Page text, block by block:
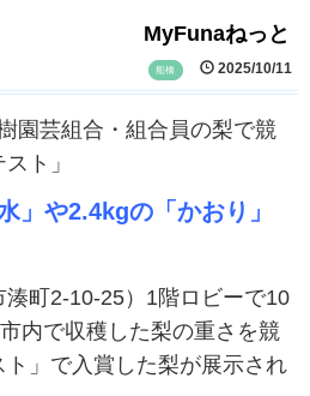
MyFunaねっと
船橋 2025/10/11
園芸組合・組合員の梨で競
ト」
」や2.4kgの「かおり」
町2-10-25）1階ロビーで10
内で収穫した梨の重さを競
ト」で入賞した梨が展示され